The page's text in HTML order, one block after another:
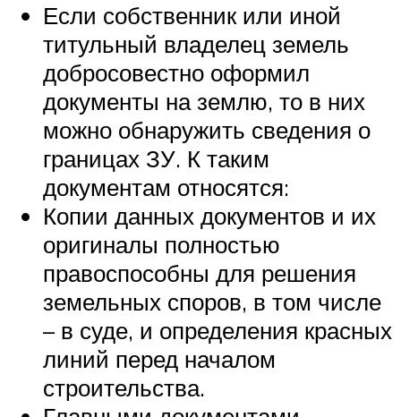
Если собственник или иной
титульный владелец земель
добросовестно оформил
документы на землю, то в них
можно обнаружить сведения о
границах ЗУ. К таким
документам относятся:
Копии данных документов и их
оригиналы полностью
правоспособны для решения
земельных споров, в том числе
– в суде, и определения красных
линий перед началом
строительства.